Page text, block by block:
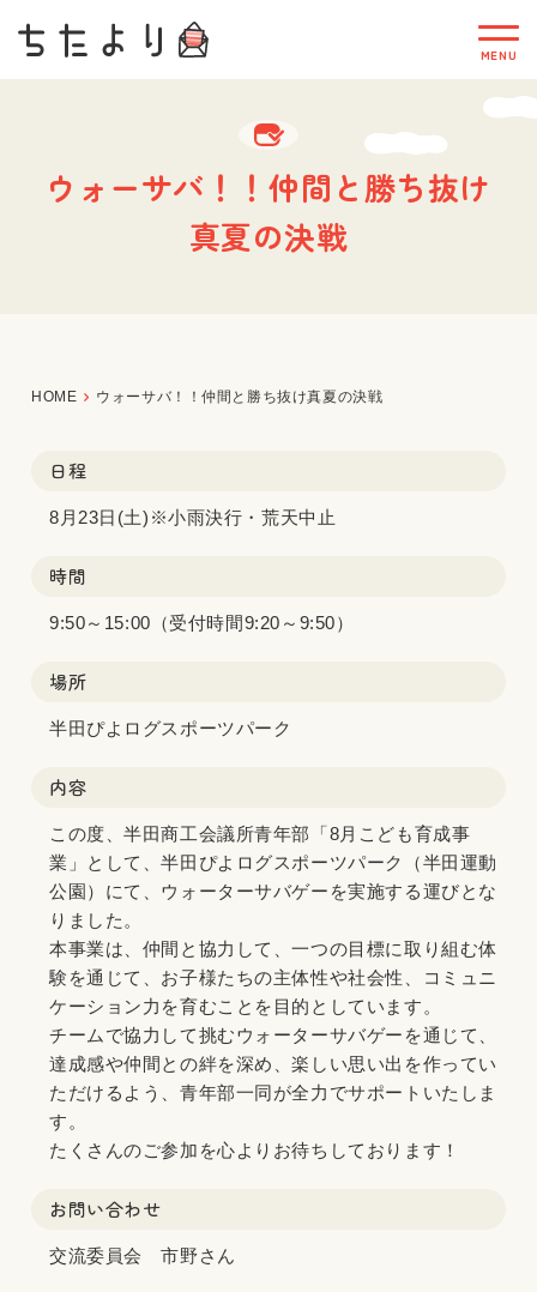
ウォーサバ！！仲間と勝ち抜け
真夏の決戦
HOME ウォーサバ！！仲間と勝ち抜け真夏の決戦
日程
8月23日(土)※小雨決行・荒天中止
時間
9:50～15:00（受付時間9:20～9:50）
場所
半田ぴよログスポーツパーク
内容
この度、半田商工会議所青年部「8月こども育成事
業」として、半田ぴよログスポーツパーク（半田運動
公園）にて、ウォーターサバゲーを実施する運びとな
りました。
本事業は、仲間と協力して、一つの目標に取り組む体
験を通じて、お子様たちの主体性や社会性、コミュニ
ケーション力を育むことを目的としています。
チームで協力して挑むウォーターサバゲーを通じて、
達成感や仲間との絆を深め、楽しい思い出を作ってい
ただけるよう、青年部一同が全力でサポートいたしま
す。
たくさんのご参加を心よりお待ちしております！
お問い合わせ
交流委員会 市野さん